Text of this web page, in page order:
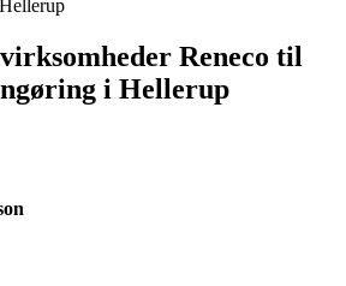
Reneco til
i Hellerup